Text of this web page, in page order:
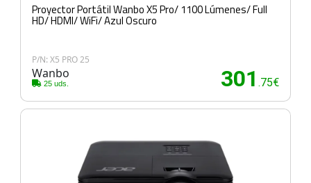
Proyector Portátil Wanbo X5 Pro/ 1100 Lúmenes/ Full
HD/ HDMI/ WiFi/ Azul Oscuro
P/N: X5 PRO 25
Wanbo
25 uds. 301 .75€